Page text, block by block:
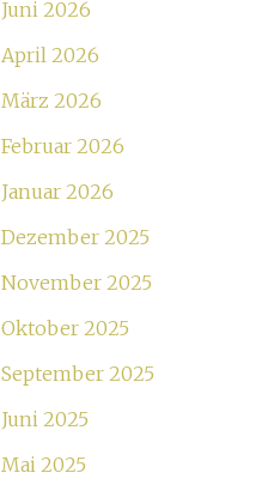
Juni 2026
April 2026
März 2026
Februar 2026
Januar 2026
Dezember 2025
November 2025
Oktober 2025
September 2025
Juni 2025
Mai 2025